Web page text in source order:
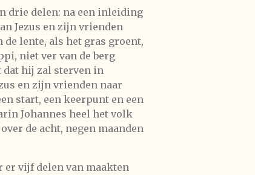
drie delen: na een inleiding
Jezus en zijn vrienden
lente, als het gras groent,
niet ver van de berg
dat hij zal sterven in
en zijn vrienden naar
start, een keerpunt en een
Johannes heel het volk
de acht, negen maanden
er vijf delen van maakten